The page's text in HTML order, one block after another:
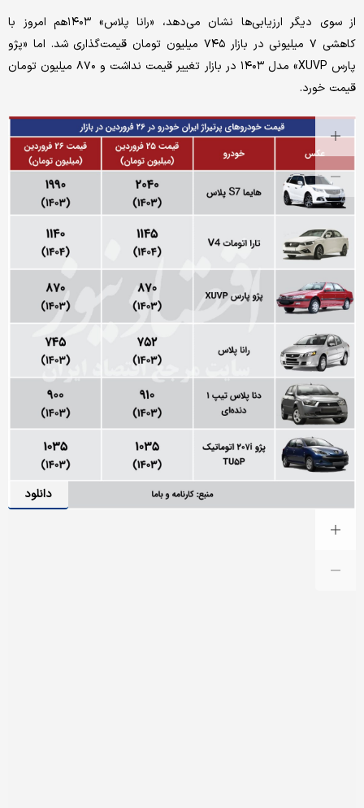
از سوی دیگر ارزیابی‌ها نشان می‌دهد، «رانا پلاس» ۱۴۰۳هم امروز با
کاهشی ۷ میلیونی در بازار ۷۴۵ میلیون تومان قیمت‌گذاری شد. اما «پژو
پارس XUVP» مدل ۱۴۰۳ در بازار تغییر قیمت نداشت و ۸۷۰ میلیون تومان
قیمت خورد.
دانلود